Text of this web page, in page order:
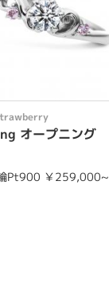
オープニング
Pt900 ￥259,000~